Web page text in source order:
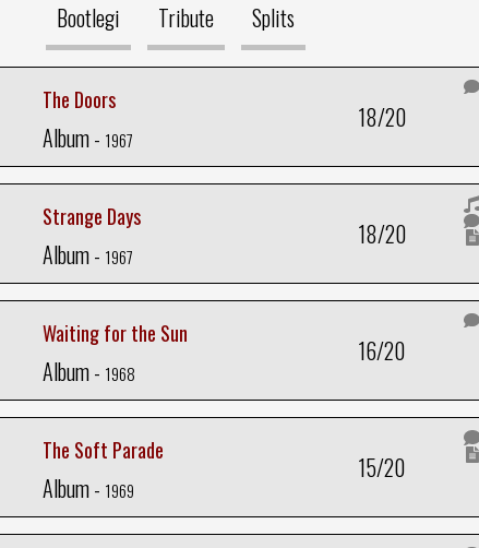
Bootlegi
Tribute Splits
The Doors
Album - 1967
18/20
Strange Days
Album - 1967
18/20
Waiting for the Sun
Album - 1968
16/20
The Soft Parade
Album - 1969
15/20